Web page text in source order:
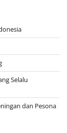
Selalu
dan Pesona